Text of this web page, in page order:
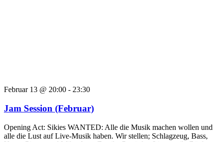
Februar 13 @ 20:00 - 23:30
Jam Session (Februar)
Opening Act: Sikies WANTED: Alle die Musik machen wollen und
alle die Lust auf Live-Musik haben. Wir stellen; Schlagzeug, Bass,